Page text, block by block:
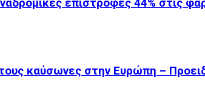
επιστροφές 44% στις
καύσωνες στην Ευρώπη –